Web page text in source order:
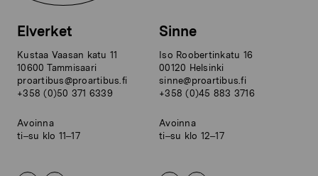
Elverket
Kustaa Vaasan katu 11
10600 Tammisaari
proartibus@proartibus.fi
+358 (0)50 371 6339
Avoinna
ti–su klo 11–17
Sinne
Iso Roobertinkatu 16
00120 Helsinki
sinne@proartibus.fi
+358 (0)45 883 3716
Avoinna
ti–su klo 12–17